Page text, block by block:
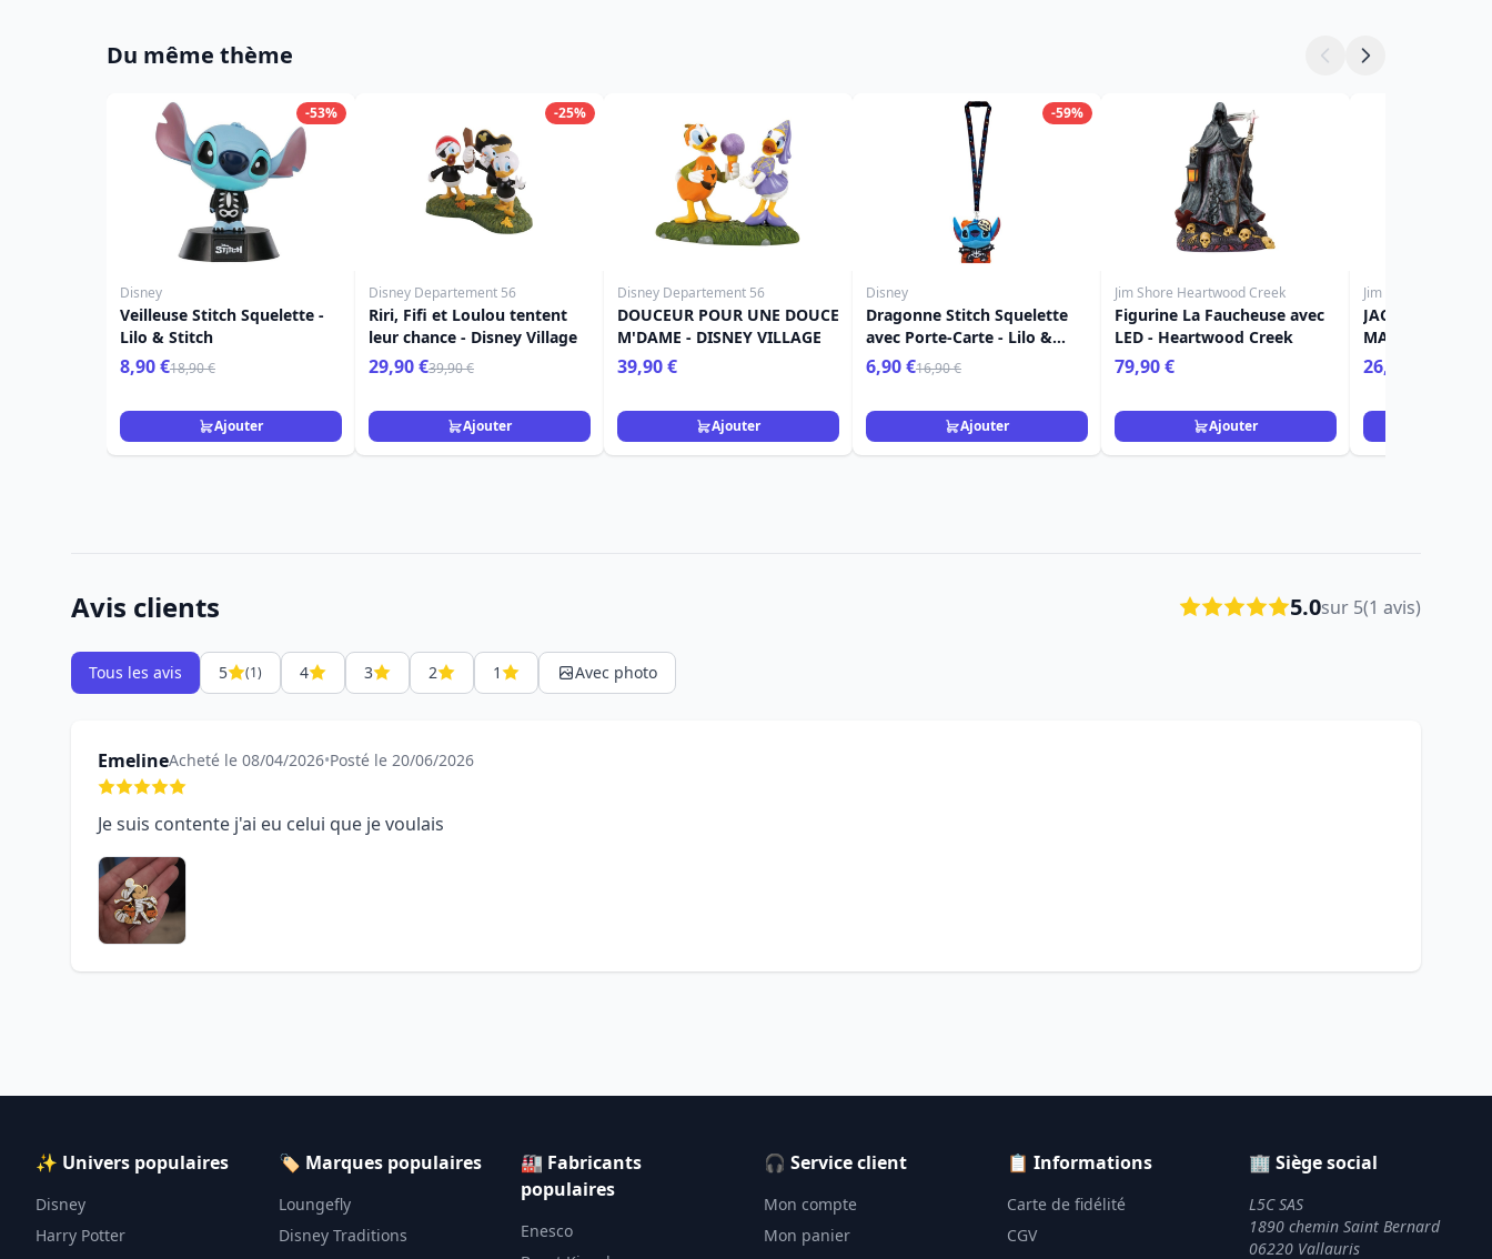
Du même thème
-53%
Disney
Veilleuse Stitch Squelette -
Lilo & Stitch
8,90 €18,90 €
Ajouter
-25%
Disney Departement 56
Riri, Fifi et Loulou tentent
leur chance - Disney Village
29,90 €39,90 €
Ajouter
Disney Departement 56
DOUCEUR POUR UNE DOUCE
M'DAME - DISNEY VILLAGE
39,90 €
Ajouter
-59%
Disney
Dragonne Stitch Squelette
avec Porte-Carte - Lilo &
Stitch
6,90 €16,90 €
Ajouter
Jim Shore Heartwood Creek
Figurine La Faucheuse avec
LED - Heartwood Creek
79,90 €
Ajouter
Jim Shore
JACK
MAINS DE
HEARTWOOD
26,90 €
Avis clients 5.0sur 5(1 avis)
Tous les avis 5 (1) 4 3 2 1 Avec photo
EmelineAcheté le 08/04/2026•Posté le 20/06/2026
Je suis contente j'ai eu celui que je voulais
✨ Univers populaires
Disney
Harry Potter
🏷️ Marques populaires
Loungefly
Disney Traditions
🏭 Fabricants
populaires
Enesco
🎧 Service client
Mon compte
Mon panier
📋 Informations
Carte de fidélité
CGV
🏢 Siège social
L5C SAS
1890 chemin Saint Bernard
06220 Vallauris